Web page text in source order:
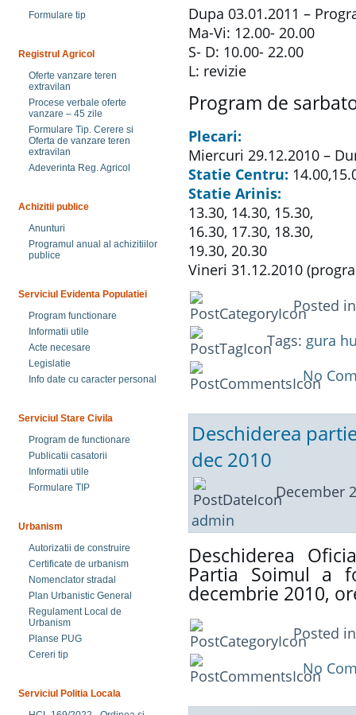
Formulare tip
Registrul Agricol
Oferte vanzare teren
extravilan
Procese verbale oferte
vanzare – 45 zile
Formulare Tip. Cerere si
Oferta de vanzare teren
extravilan
Adeverinta Reg. Agricol
Achizitii publice
Anunturi
Programul anual al achizitiilor
publice
Serviciul Evidenta Populatiei
Program functionare
Informatii utile
Acte necesare
Legislatie
Info date cu caracter personal
Serviciul Stare Civila
Program de functionare
Publicatii casatorii
Informatii utile
Formulare TIP
Urbanism
Autorizatii de construire
Certificate de urbanism
Nomenclator stradal
Plan Urbanistic General
Regulament Local de
Urbanism
Planse PUG
Cereri tip
Serviciul Politia Locala
Dupa 03.01.2011 –
Ma-Vi: 12.00- 20.00
S- D: 10.00- 22.00
L: revizie
Program de
Plecari:
Miercuri 29.12.2010 –
Statie Centru:
Statie Arinis:
13.30, 14.30, 15.30,
16.30, 17.30, 18.30,
19.30, 20.30
Vineri 31.12.2010
Posted
Tags: gura
No
Deschiderea
dec 2010
December
admin
Deschiderea
Partia Soimul a
decembrie 2010,
Posted
No